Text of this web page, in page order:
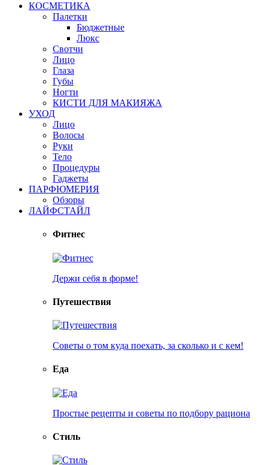
КОСМЕТИКА
Палетки
Бюджетные
Люкс
Свотчи
Лицо
Глаза
Губы
Ногти
КИСТИ ДЛЯ МАКИЯЖА
УХОД
Лицо
Волосы
Руки
Тело
Процедуры
Гаджеты
ПАРФЮМЕРИЯ
Обзоры
ЛАЙФСТАЙЛ
Фитнес
Держи себя в форме!
Путешествия
Советы о том куда поехать, за сколько и с кем!
Еда
Простые рецепты и советы по подбору рациона
Стиль